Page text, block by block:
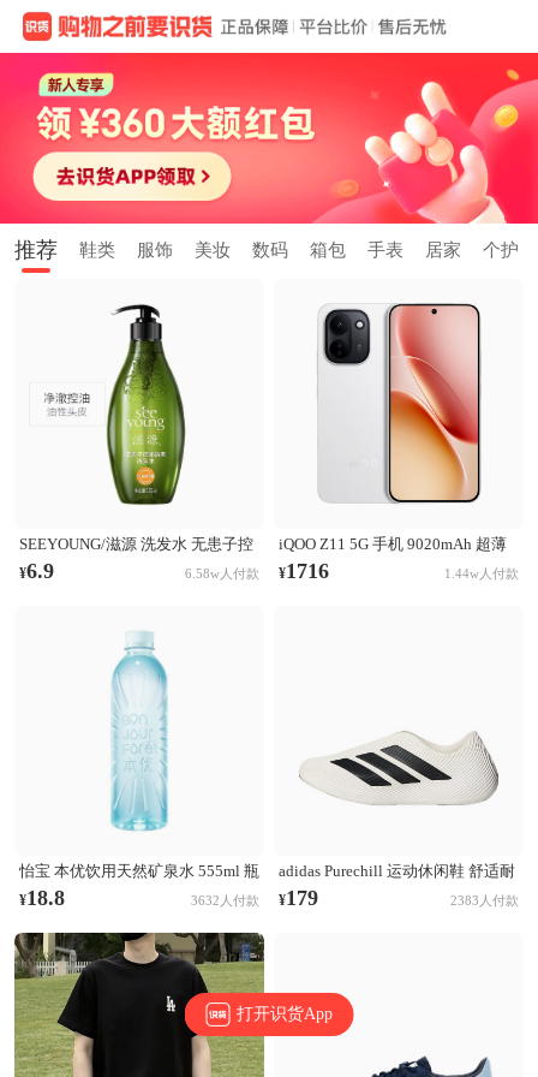
推荐 鞋类 服饰 美妆 数码 箱包 手表 居家 个护
SEEYOUNG/滋源 洗发水 无患子控
油清爽洗发水 无硅油 【油性】无
¥6.9 6.58w人付款
iQOO Z11 5G 手机 9020mAh 超薄
青海电池 165Hz护眼屏 学生 电竞
¥1716 1.44w人付款
怡宝 本优饮用天然矿泉水 555ml 瓶
装 膜包装非矿泉水
¥18.8 3632人付款
adidas Purechill 运动休闲鞋 舒适耐
磨防滑贴合 亮白色/黑色
¥179 2383人付款
打开识货App